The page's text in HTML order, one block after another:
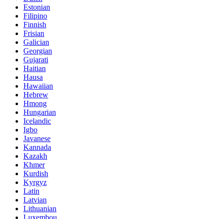
Estonian
Filipino
Finnish
Frisian
Galician
Georgian
Gujarati
Haitian
Hausa
Hawaiian
Hebrew
Hmong
Hungarian
Icelandic
Igbo
Javanese
Kannada
Kazakh
Khmer
Kurdish
Kyrgyz
Latin
Latvian
Lithuanian
Luxembou..